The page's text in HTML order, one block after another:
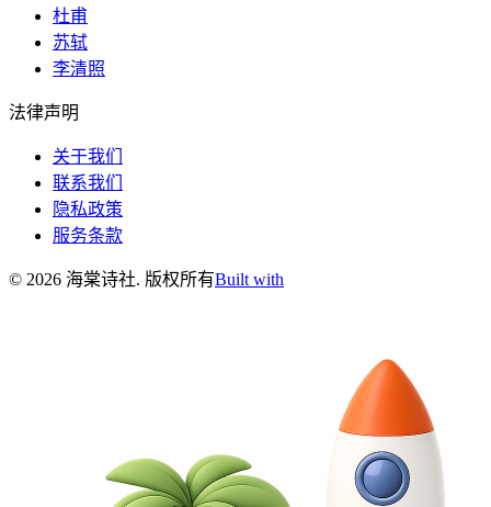
杜甫
苏轼
李清照
法律声明
关于我们
联系我们
隐私政策
服务条款
© 2026 海棠诗社. 版权所有Built with